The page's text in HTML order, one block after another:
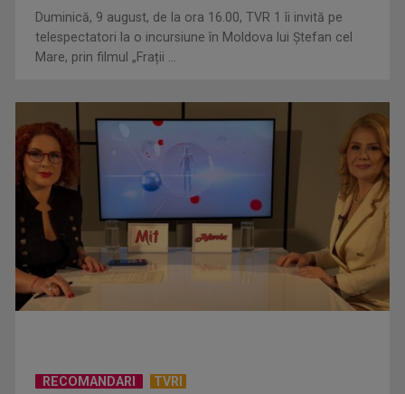
CONCACAF respinge planul FIFA de privatizare parțială a
activităților comerciale
Duminică, 9 august, de la ora 16.00, TVR 1 îi invită pe
telespectatori la o incursiune în Moldova lui Ștefan cel
Mare, prin filmul „Frații ...
RECOMANDARI TVRI